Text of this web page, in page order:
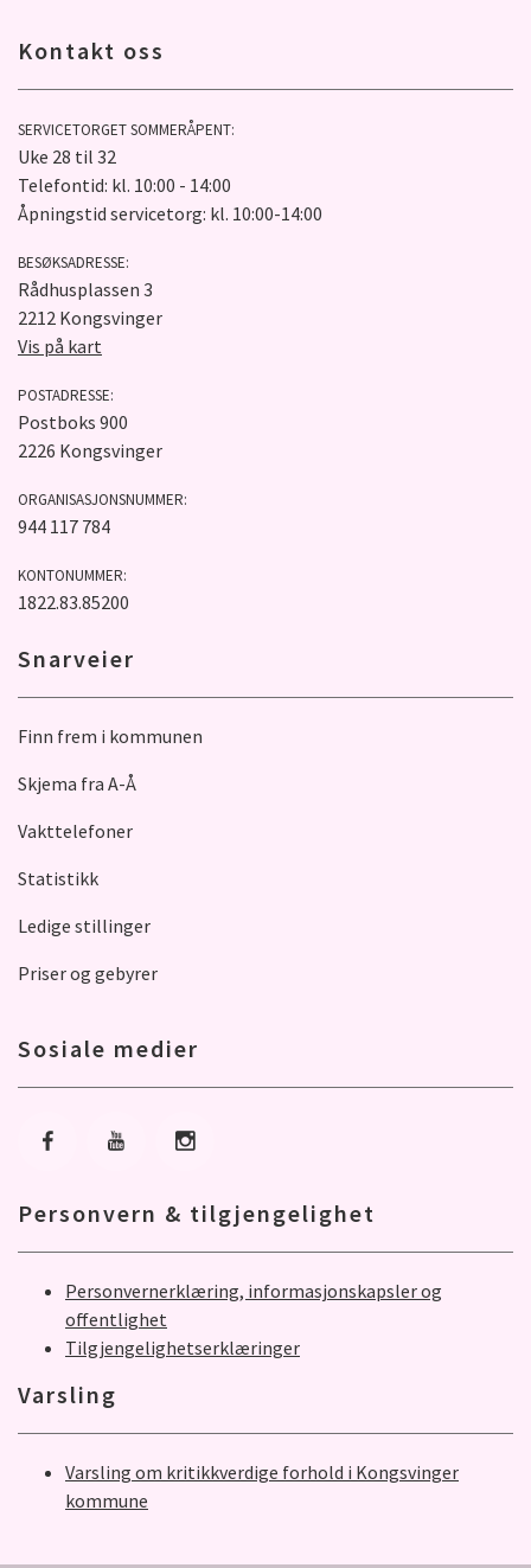
Kontakt oss
SERVICETORGET SOMMERÅPENT:
Uke 28 til 32
Telefontid: kl. 10:00 - 14:00
Åpningstid servicetorg: kl. 10:00-14:00
BESØKSADRESSE:
Rådhusplassen 3
2212 Kongsvinger
Vis på kart
POSTADRESSE:
Postboks 900
2226 Kongsvinger
ORGANISASJONSNUMMER:
944 117 784
KONTONUMMER:
1822.83.85200
Snarveier
Finn frem i kommunen
Skjema fra A-Å
Vakttelefoner
Statistikk
Ledige stillinger
Priser og gebyrer
Sosiale medier
Gå til Facebook
Gå til YoutubeGå til Instagram
Personvern & tilgjengelighet
Personvernerklæring, informasjonskapsler og
offentlighet
Tilgjengelighetserklæringer
Varsling
Varsling om kritikkverdige forhold i Kongsvinger
kommune